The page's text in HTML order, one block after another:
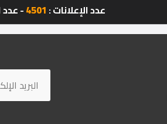
عدد الإعلانات : 4501
-